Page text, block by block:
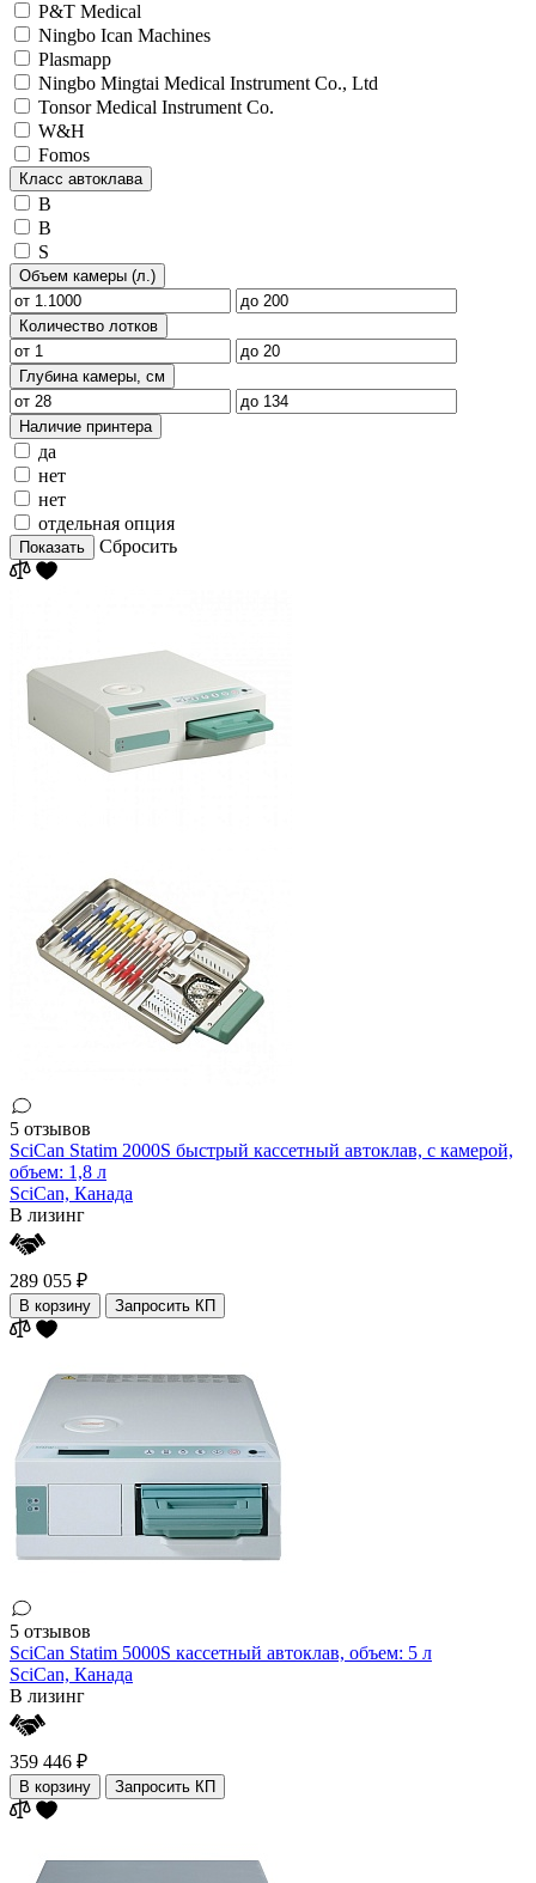
P&T Medical
Ningbo Ican Machines
Plasmapp
Ningbo Mingtai Medical Instrument Co., Ltd
Tonsor Medical Instrument Co.
W&H
Fomos
Класс автоклава
B
B
S
Объем камеры (л.)
Количество лотков
Глубина камеры, см
Наличие принтера
да
нет
нет
отдельная опция
Показать Сбросить
5 отзывов
SciCan Statim 2000S быстрый кассетный автоклав, с камерой,
объем: 1,8 л
SciCan, Канада
В лизинг
289 055 ₽
В корзину Запросить КП
5 отзывов
SciCan Statim 5000S кассетный автоклав, объем: 5 л
SciCan, Канада
В лизинг
359 446 ₽
В корзину Запросить КП